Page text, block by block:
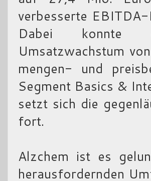
verbesserte
Dabei konnte
Umsatzwachstum
mengen- und
Segment Basics &
setzt sich die
fort.
Alzchem ist es
herausfordernden